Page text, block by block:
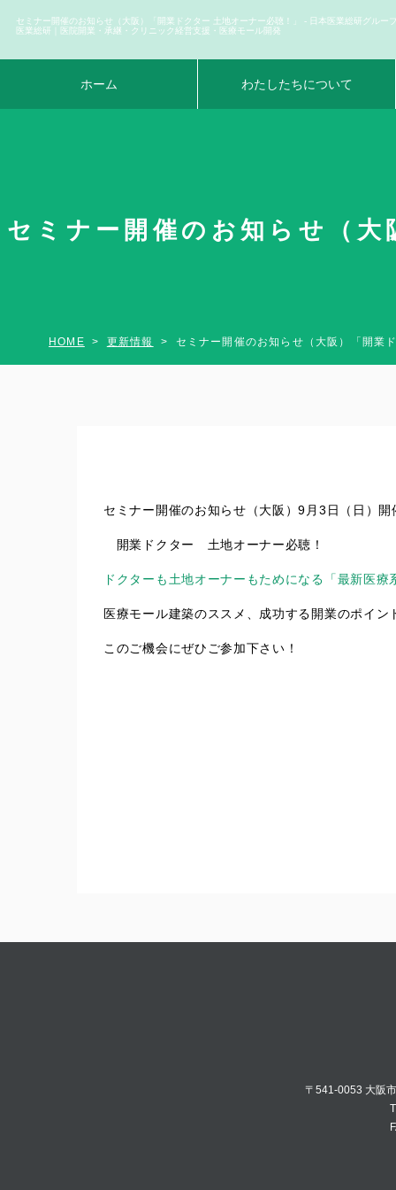
セミナー開催のお知らせ（大阪）「開業ドクター 土地オーナー必聴！」 - 日本医業総研グルー
医業総研｜医院開業・承継・クリニック経営支援・医療モール開発
ホーム わたしたちについて
セミナー開催のお知らせ（
HOME 更新情報 セミナー開催のお知らせ（大阪）「開
セミナー開催のお知らせ（大阪）9月3日（日）
開業ドクター 土地オーナー必聴！
ドクターも土地オーナーもためになる「最新医療
医療モール建築のススメ、成功する開業のポイン
このご機会にぜひご参加下さい！
〒541-0053 大阪